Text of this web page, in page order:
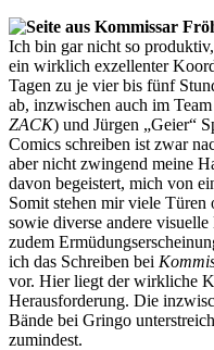
Ich bin gar nicht so
ein wirklich exzellenter
Tagen zu je vier bis fünf
ab, inzwischen auch im
ZACK) und Jürgen „Geier“
Comics schreiben ist zwar
aber nicht zwingend meine
davon begeistert, mich von
Somit stehen mir viele
sowie diverse andere
zudem
ich das Schreiben bei
vor. Hier liegt der wirkliche
Herausforderung. Die
Bände bei Gringo
zumindest.